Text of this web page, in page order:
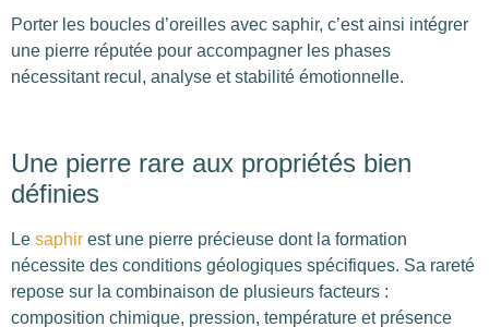
Porter les boucles d’oreilles avec saphir, c’est ainsi intégrer
une pierre réputée pour accompagner les phases
nécessitant recul, analyse et stabilité émotionnelle.
Une pierre rare aux propriétés bien
définies
Le saphir est une pierre précieuse dont la formation
nécessite des conditions géologiques spécifiques. Sa rareté
repose sur la combinaison de plusieurs facteurs :
composition chimique, pression, température et présence